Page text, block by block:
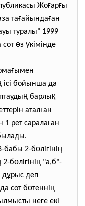
Жоғарғы
тағайындаған
туралы" 1999
сот өз үкімінде
ғымен
ісі бойынша да
ң барлық
аталған
1 рет саралаған
бабы 2-бөлігінің
2-бөлігінің "а,б"-
дұрыс деп
сот бөтеннің
неге екі